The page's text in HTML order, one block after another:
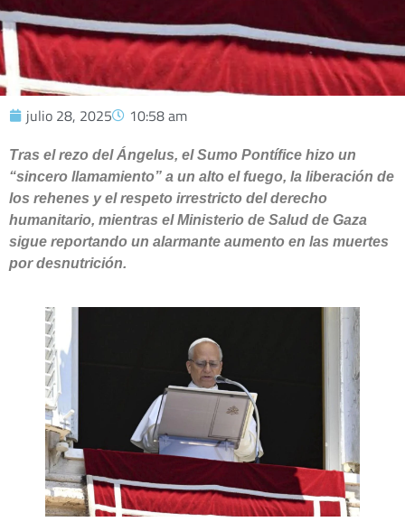
julio 28, 2025 10:58 am
Tras el rezo del Ángelus, el Sumo Pontífice hizo un
“sincero llamamiento” a un alto el fuego, la liberación de
los rehenes y el respeto irrestricto del derecho
humanitario, mientras el Ministerio de Salud de Gaza
sigue reportando un alarmante aumento en las muertes
por desnutrición.